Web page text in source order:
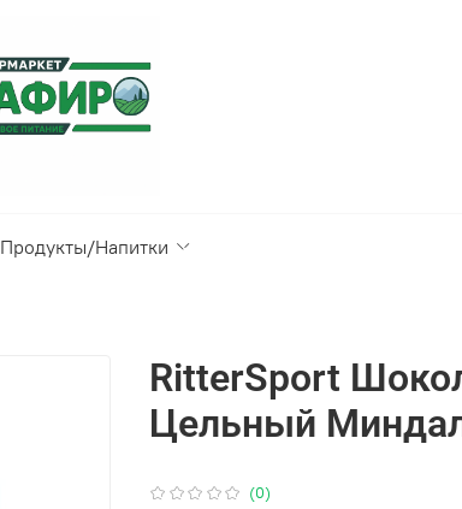
Продукты/Напитки
(0)
RitterSport
Цельный